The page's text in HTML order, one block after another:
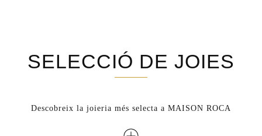
SELECCIÓ DE JOIES
Descobreix la joieria més selecta a MAISON ROCA